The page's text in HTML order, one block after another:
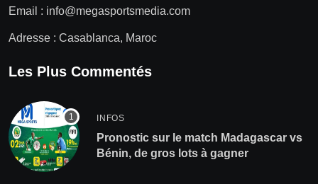
Email : info@megasportsmedia.com
Adresse : Casablanca, Maroc
Les Plus Commentés
INFOS
Pronostic sur le match Madagascar vs
Bénin, de gros lots à gagner